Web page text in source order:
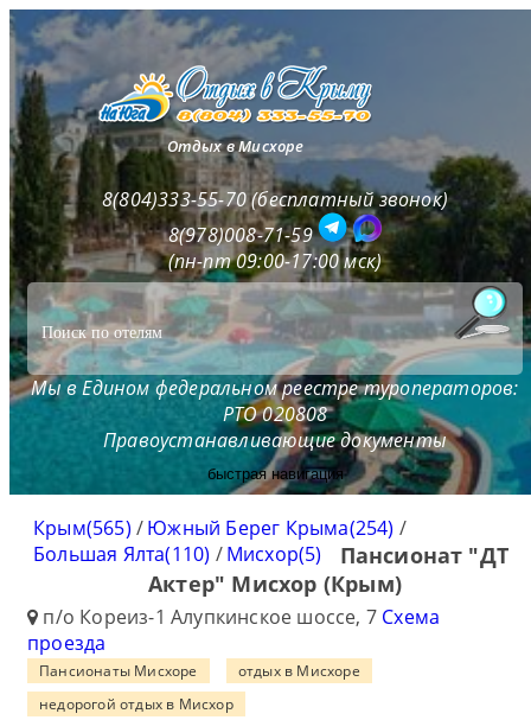
Отдых в Мисхоре
8(804)333-55-70 (бесплатный звонок)
8(978)008-71-59
(пн-пт 09:00-17:00 мск)
Мы в Едином федеральном реестре туроператоров:
РТО 020808
Правоустанавливающие документы
быстрая навигация
Крым(565) /Южный Берег Крыма(254) /
Большая Ялта(110) /Мисхор(5)
Пансионат "ДТ
Актер" Мисхор (Крым)
п/о Кореиз-1 Алупкинское шоссе, 7 Схема
проезда
Пансионаты Мисхоре
отдых в Мисхоре
недорогой отдых в Мисхор